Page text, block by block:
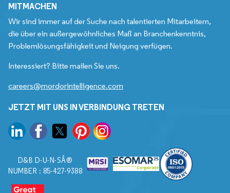
MITMACHEN
Wir sind immer auf der Suche nach talentierten Mitarbeitern,
die über ein außergewöhnliches Maß an Branchenkenntnis,
Problemlösungsfähigkeit und Neigung verfügen.
Interessiert? Bitte mailen Sie uns.
careers@mordorintelligence.com
JETZT MIT UNS IN VERBINDUNG TRETEN
D&B D-U-N-SÂ®
NUMBER : 85-427-9388